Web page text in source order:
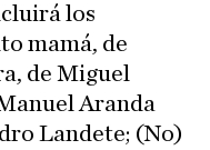
los
mamá, de
de Miguel
Aranda
Landete; (No)